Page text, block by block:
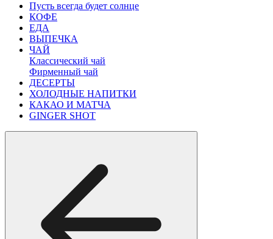
Пусть всегда будет солнце
КОФЕ
ЕДА
ВЫПЕЧКА
ЧАЙ
Классический чай
Фирменный чай
ДЕСЕРТЫ
ХОЛОДНЫЕ НАПИТКИ
КАКАО И МАТЧА
GINGER SHOT